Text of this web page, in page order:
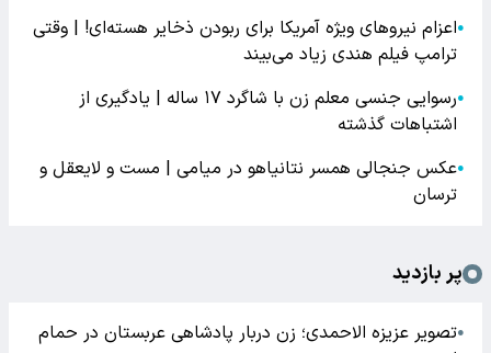
●اعزام نیروهای ویژه آمریکا برای ربودن ذخایر هسته‌ای! | وقتی
ترامپ فیلم هندی زیاد می‌بیند
●
رسوایی جنسی معلم زن با شاگرد ۱۷ ساله | یادگیری از
اشتباهات گذشته
●عکس جنجالی همسر نتانیاهو در میامی | مست و لایعقل و
ترسان
پر بازدید
●تصویر عزیزه الاحمدی؛ زن دربار پادشاهی عربستان در حمام